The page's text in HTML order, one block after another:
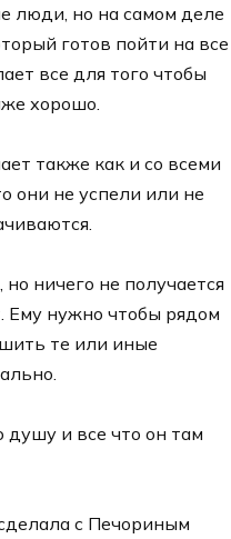
люди, но на самом деле
готов пойти на все
все для того чтобы
хорошо.
также как и со всеми
они не успели или не
ничего не получается
Ему нужно чтобы рядом
те или иные
и все что он там
с Печориным